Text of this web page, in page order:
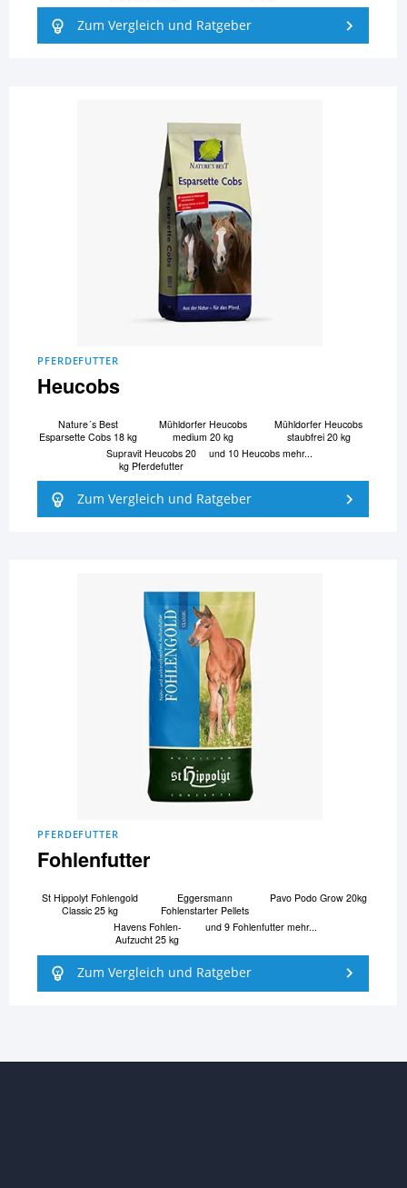
Zum Vergleich und Ratgeber
PFERDEFUTTER
Heucobs
Nature´s Best
Esparsette Cobs 18 kg
Mühldorfer Heucobs
medium 20 kg
Mühldorfer Heucobs
staubfrei 20 kg
Supravit Heucobs 20
kg Pferdefutter
und 10 Heucobs mehr...
Zum Vergleich und Ratgeber
PFERDEFUTTER
Fohlenfutter
St Hippolyt Fohlengold
Classic 25 kg
Eggersmann
Fohlenstarter Pellets
Pavo Podo Grow 20kg
Havens Fohlen-
Aufzucht 25 kg
und 9 Fohlenfutter mehr...
Zum Vergleich und Ratgeber